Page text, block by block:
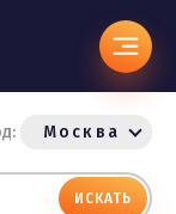
Москва
ИСКАТЬ